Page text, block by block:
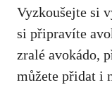
Vyzkoušejte si
si připravíte
zralé avokádo,
můžete‍ přidat i